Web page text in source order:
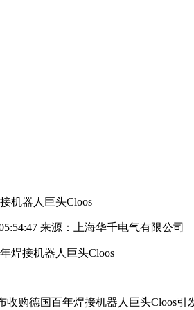
机器人巨头Cloos
来源：上海华千电气有限公司
焊接机器人巨头Cloos
收购德国百年焊接机器人巨头Cloos引